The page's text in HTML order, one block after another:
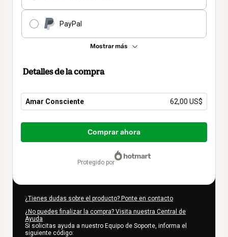
PayPal
Mostrar más
Detalles de la compra
Amar Consciente 62,00 US$
Total
62,00 US$
Comprar ahora
protegido por
¿Tienes dudas sobre el producto? Ponte en contacto
¿No puedes finalizar la compra? Visita nuestra Central de
Ayuda
Si solicitas ayuda a nuestro Equipo de Soporte, informa el
siguiente código: